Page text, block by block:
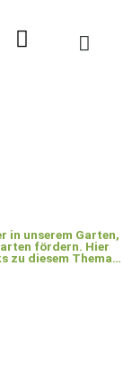
in unserem Garten,
fördern. Hier
zu diesem Thema…